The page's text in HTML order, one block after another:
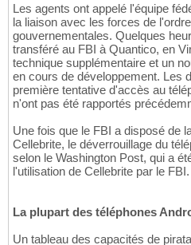
Les agents ont appelé l'équipe
la liaison avec les forces de
gouvernementales. Quelques
transféré au FBI à Quantico, en
technique supplémentaire et un
en cours de développement. Les
première tentative d'accès au
n'ont pas été rapportés
Une fois que le FBI a disposé de
Cellebrite, le déverrouillage du
selon le Washington Post, qui a
l'utilisation de Cellebrite par le FBI.
La plupart des téléphones
Un tableau des capacités de